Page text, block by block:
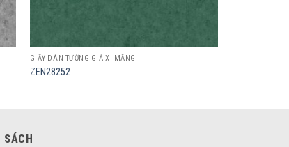
GIẤY DÁN TƯỜNG GIẢ XI MĂNG
ZEN28252
SÁCH